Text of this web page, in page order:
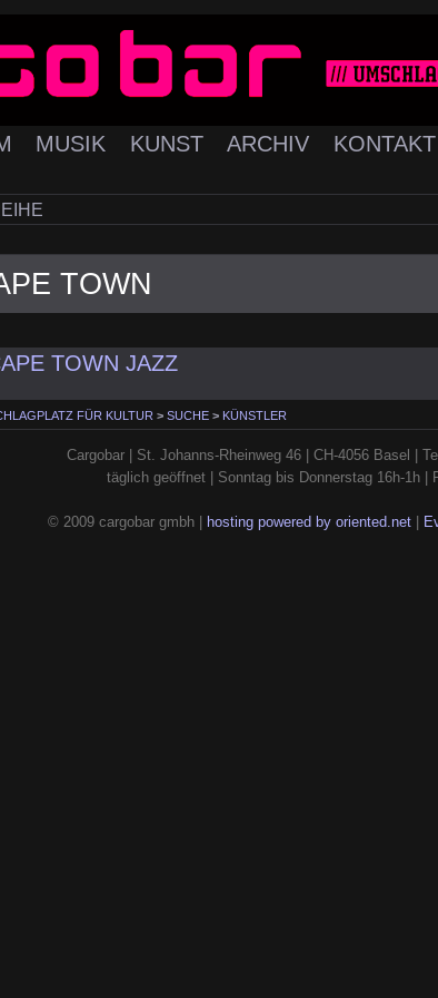
MUSIK KUNST ARCHIV KONTAKT
TOWN
TOWN JAZZ
FÜR KULTUR >SUCHE > KÜNSTLER
Cargobar | St. Johanns-Rheinweg 46 | CH-4056 Basel |
täglich geöffnet | Sonntag bis Donnerstag 16h-1h |
© 2009 cargobar gmbh | hosting powered by oriented.net|